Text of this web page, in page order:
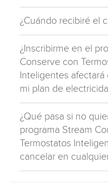
¿Cuándo recibiré el
¿Inscribirme en el
Conserve con
Inteligentes afectará
mi plan de
¿Qué pasa si no
programa Stream
Termostatos
cancelar en